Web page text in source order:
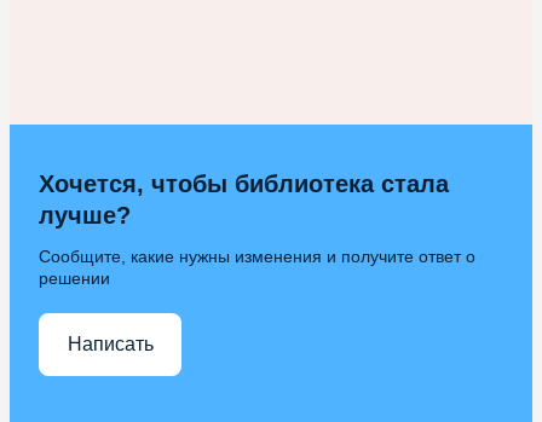
Хочется, чтобы библиотека стала
лучше?
Сообщите, какие нужны изменения и получите ответ о
решении
Написать